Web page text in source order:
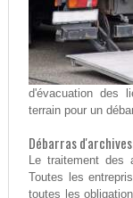
d'évacuation des
terrain pour un
Débarras d'archives
Le traitement des
Toutes les
toutes les